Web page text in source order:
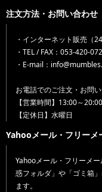
注文方法・お問い合わせ
・インターネット販売（
・TEL / FAX：053-420-
・E-mail：
お電話でのご注文・お問
【営業時間】13:00～20:00
【定休日】水曜日
Yahooメール・フリーメ
Yahooメール・フリーメ
惑フォルダ」や「ゴミ箱
ます。